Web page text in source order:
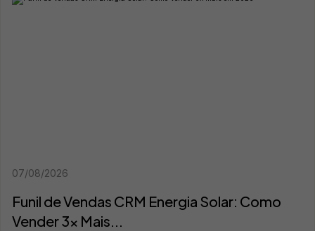
07/08/2026
Funil de Vendas CRM Energia Solar: Como
Vender 3x Mais...